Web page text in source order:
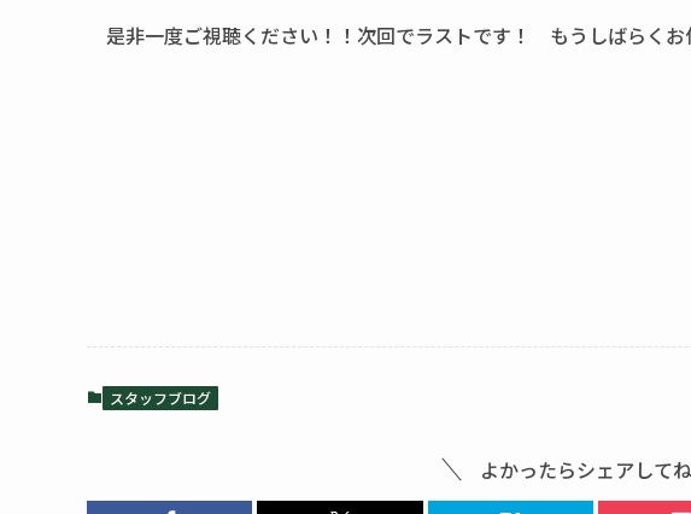
是非一度ご視聴ください！！次回でラストです！ もうしばらくお
スタッフブログ
よかったらシェアしてね